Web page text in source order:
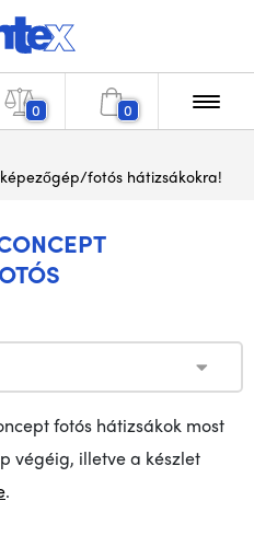
0 0
fotós hátizsákokra!
fotós hátizsákok most
végéig, illetve a készlet
.